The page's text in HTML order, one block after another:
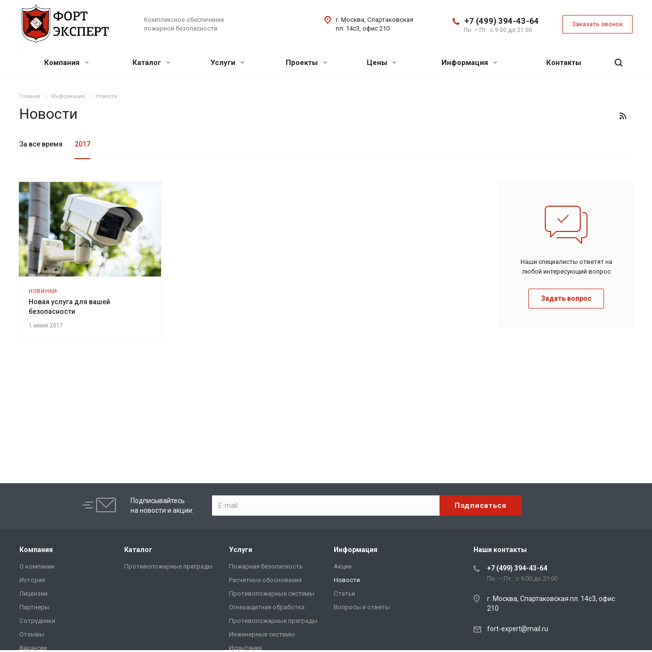
Комплексное обеспечение
пожарной безопасности
+7 (499) 394-43-64
Пн. – Пт.: с 9:00 до 21:00
Заказать звонок
г. Москва, Спартаковская
пл. 14с3, офис 210
Компания Каталог Услуги Проекты Цены Информация Контакты
Главная Информация Новости
Новости
За все время 2017
НОВИНКИ
Новая услуга для вашей
безопасности
1 июня 2017
Наши специалисты ответят на
любой интересующий вопрос
Задать вопрос
Подписывайтесь
на новости и акции:
Компания
О компании
История
Лицензии
Партнеры
Сотрудники
Отзывы
Вакансии
Каталог
Противопожарные преграды
Услуги
Пожарная безопасность
Расчетные обоснования
Противопожарные системы
Огнезащитная обработка
Противопожарные преграды
Инженерные системы
Испытания
Информация
Акции
Новости
Статьи
Вопросы и ответы
Наши контакты
+7 (499) 394-43-64
Пн. – Пт.: с 9:00 до 21:00
г. Москва, Спартаковская пл. 14с3, офис
210
fort-expert@mail.ru